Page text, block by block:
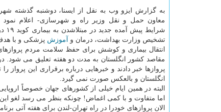
به گزارش ایزو وب به نقل از ایسنا، دوشنبه گذشته
معاون حمل و نقل وزیر راه و شهرسازی- اعلام نمود
تشخیص وزارت بهداشت، درمان و
آموزش پزشکی و با
انتقال بیماری و کوشش برای حفظ سلامت مردم
مقاصد کشور انگلستان به مدت دو هفته تعلیق می شود.
پروازها خبر دادند و خبرهایی درباره برقراری این
انگلستان و بالعکس صورت نمی گیرد.
البته در همین ایام خیلی از کشورهای جهان خصوصاً
اما متفاوت و با کمی اغماض! چونکه بنظر می رسد لغو
الان پروازهای خودرا در راه تهران-لندن برای هفته آتی